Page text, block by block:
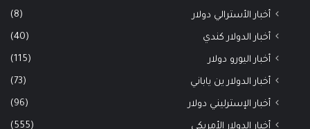
أخبار الأسترالي دولار (8)
أخبار الدولار كندي (40)
أخبار اليورو دولار (115)
أخبار الدولار ين ياباني (73)
أخبار الإسترليني دولار (96)
أخبار الدولار الأمريكي (555)